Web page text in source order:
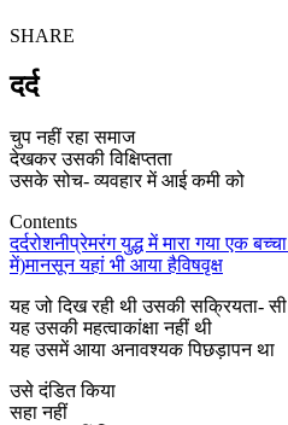
SHARE
दर्द
चुप नहीं रहा समाज
देखकर उसकी विक्षिप्तता
उसके सोच- व्यवहार में आई कमी को
Contents
दर्दरोशनीप्रेमरंगयुद्ध में मारा गया एक
में)मानसून यहां भी आया हैविषवृक्ष
यह जो दिख रही थी उसकी सक्रियता- सी
यह उसकी महत्वाकांक्षा नहीं थी
यह उसमें आया अनावश्यक पिछड़ापन था
उसे दंडित किया
सहा नहीं